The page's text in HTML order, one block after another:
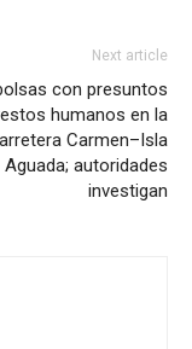
Next article
con presuntos
humanos en la
Carmen–Isla
Aguada; autoridades
investigan